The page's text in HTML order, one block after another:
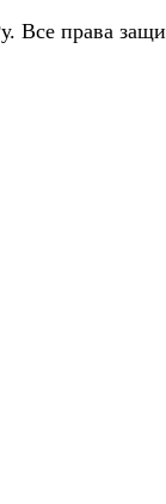
Все права